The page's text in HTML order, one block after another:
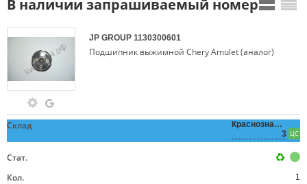
В наличии запрашиваемый номер
JP GROUP 1130300601
Подшипник выжимной Chery Amulet (аналог)
Склад
Краснознаменная,
3 ЦС
Стат.
Кол.
1